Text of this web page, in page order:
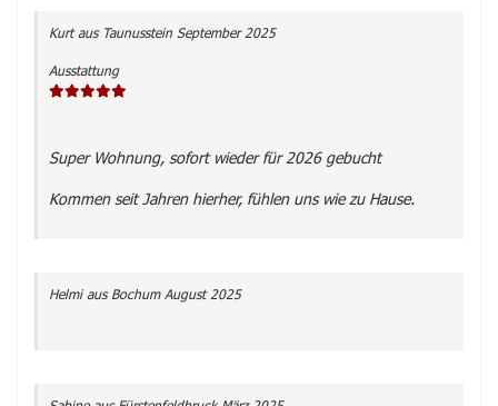
Kurtaus Taunusstein September 2025
Ausstattung
Super Wohnung, sofort wieder für 2026 gebucht
Kommen seit Jahren hierher, fühlen uns wie zu Hause.
Helmiaus Bochum August 2025